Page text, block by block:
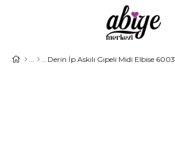
Derin İp Askılı Gipeli Midi Elbise 6003